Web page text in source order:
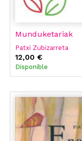
Munduketariak
Patxi Zubizarreta
12,00 €
Disponible